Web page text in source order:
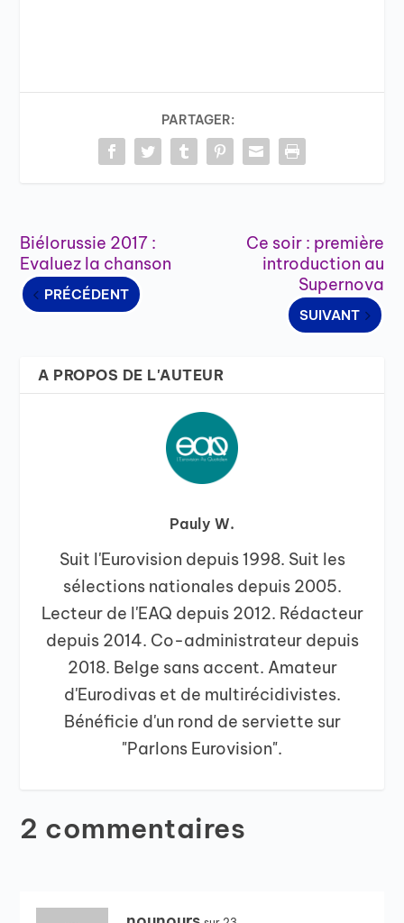
PARTAGER:
Biélorussie 2017 :
Evaluez la chanson
PRÉCÉDENT
Ce soir : première
introduction au
Supernova
SUIVANT
A PROPOS DE L'AUTEUR
Pauly W.
Suit l'Eurovision depuis 1998. Suit les
sélections nationales depuis 2005.
Lecteur de l'EAQ depuis 2012. Rédacteur
depuis 2014. Co-administrateur depuis
2018. Belge sans accent. Amateur
d'Eurodivas et de multirécidivistes.
Bénéficie d'un rond de serviette sur
"Parlons Eurovision".
2 commentaires